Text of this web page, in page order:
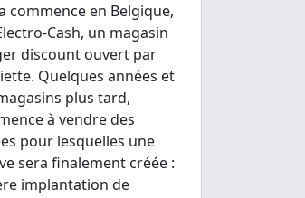
commence en Belgique,
Cash, un magasin
discount ouvert par
Quelques années et
plus tard,
à vendre des
pour lesquelles une
sera finalement créée :
implantation de